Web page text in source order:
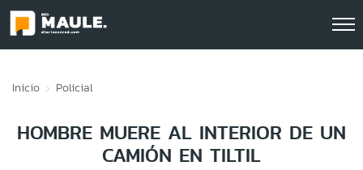
Inicio Policial
HOMBRE MUERE AL INTERIOR DE UN
CAMIÓN EN TILTIL